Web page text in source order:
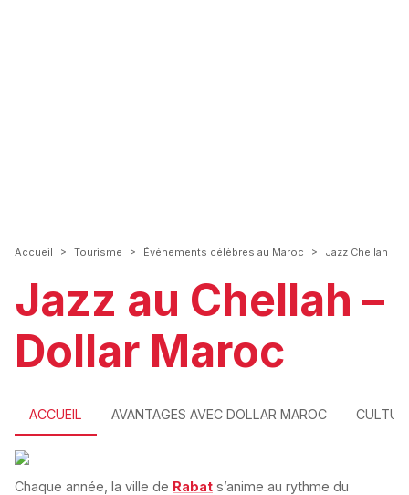
Accueil > Tourisme > Événements célèbres au Maroc > Jazz Chellah
Jazz au Chellah –
Dollar Maroc
ACCUEIL AVANTAGES AVEC DOLLAR MAROC
Chaque année, la ville de Rabat s’anime au rythme du